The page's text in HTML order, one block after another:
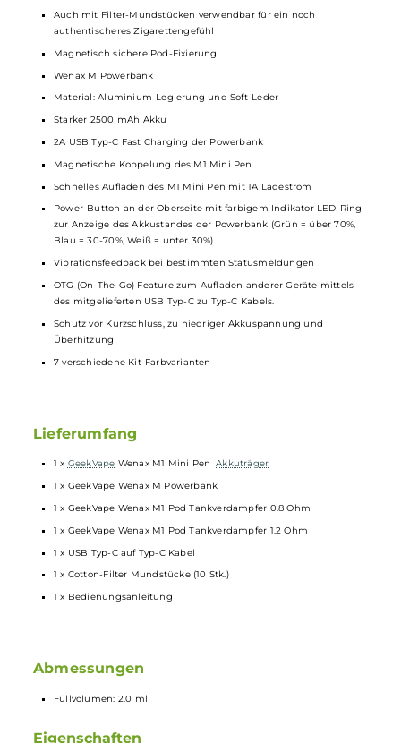
Automatische Leistungsregulierung entsprechend des
verwendeten Pods
Magnetische Koppelung des Pen mit der Powerbank
Wenax M1 0.8 Ohm und 1.2 Ohm Pod im Lieferumfang enthalten
Integrierte Coils
Transparentes Pod-Design
2.0 ml Tankvolumen
Side-Fill mit Silikonverschluss
Auf das klassische Mund-zu-Lunge (MTL) Dampfen hin
ausgelegte Luftführung mit einem zigarettennahen Zuggefühl
Ergonomisch geformtes KunststoffDrip Tip
Auch mit Filter-Mundstücken verwendbar für ein noch
authentischeres Zigarettengefühl
Starker 2500 mAh Akku
2A USB Typ-C Fast Charging der Powerbank
Magnetische Koppelung des M1 Mini Pen
zur Anzeige des Akkustandes der Powerbank (Grün = über 70%,
Blau = 30-70%, Weiß = unter 30%)
Vibrationsfeedback bei bestimmten Statusmeldungen
Schutz vor Kurzschluss, zu niedriger Akkuspannung und